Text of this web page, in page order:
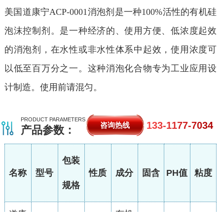
美国道康宁ACP-0001消泡剂是一种100%活性的有机硅
泡沫控制剂。是一种经济的、使用方便、低浓度起效
的消泡剂，在水性或非水性体系中起效，使用浓度可
以低至百万分之一。这种消泡化合物专为工业应用设
计制造。使用前请混匀。
PRODUCT PARAMETERS
产品参数： 咨询热线 133-1177-7034
名称 型号
包装
规格
性质 成分 固含 PH值 粘度